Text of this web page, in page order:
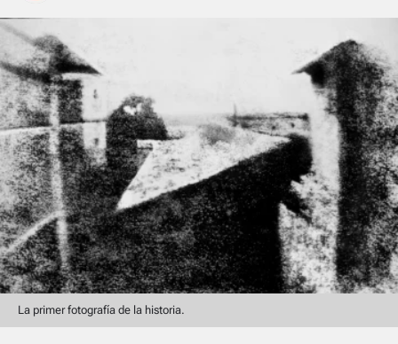
La primer fotografía de la historia.